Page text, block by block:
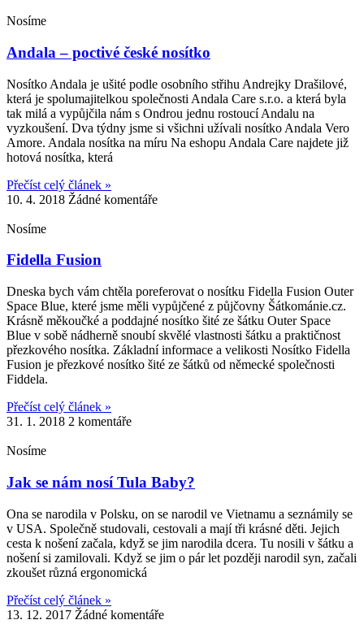
Nosíme
Andala – poctivé české nosítko
Nosítko Andala je ušité podle osobního střihu Andrejky Drašilové,
která je spolumajitelkou společnosti Andala Care s.r.o. a která byla
tak milá a vypůjčila nám s Ondrou jednu rostoucí Andalu na
vyzkoušení. Dva týdny jsme si všichni užívali nosítko Andala Vero
Amore. Andala nosítka na míru Na eshopu Andala Care najdete již
hotová nosítka, která
Přečíst celý článek »
10. 4. 2018 Žádné komentáře
Nosíme
Fidella Fusion
Dneska bych vám chtěla poreferovat o nosítku Fidella Fusion Outer
Space Blue, které jsme měli vypůjčené z půjčovny Šátkománie.cz.
Krásně měkoučké a poddajné nosítko šité ze šátku Outer Space
Blue v sobě nádherně snoubí skvělé vlastnosti šátku a praktičnost
přezkového nosítka. Základní informace a velikosti Nosítko Fidella
Fusion je přezkové nosítko šité ze šátků od německé společnosti
Fiddela.
Přečíst celý článek »
31. 1. 2018 2 komentáře
Nosíme
Jak se nám nosí Tula Baby?
Ona se narodila v Polsku, on se narodil ve Vietnamu a seznámily se
v USA. Společně studovali, cestovali a mají tři krásné děti. Jejich
cesta k nošení začala, když se jim narodila dcera. Tu nosili v šátku a
nošení si zamilovali. Když se jim o pár let později narodil syn, začali
zkoušet různá ergonomická
Přečíst celý článek »
13. 12. 2017 Žádné komentáře